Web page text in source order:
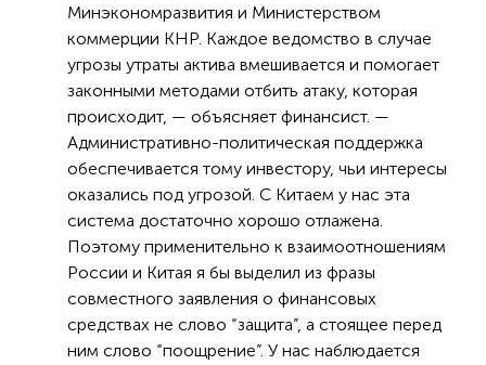
Минэкономразвития и Министерством
коммерции КНР. Каждое ведомство в случае
угрозы утраты актива вмешивается и помогает
законными методами отбить атаку, которая
происходит, — объясняет финансист. —
Административно-политическая поддержка
обеспечивается тому инвестору, чьи интересы
оказались под угрозой. С Китаем у нас эта
система достаточно хорошо отлажена.
Поэтому применительно к взаимоотношениям
России и Китая я бы выделил из фразы
совместного заявления о финансовых
средствах не слово “защита”, а стоящее перед
ним слово “поощрение”. У нас наблюдается